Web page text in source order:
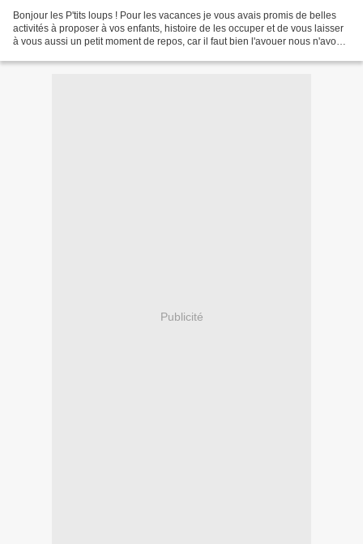
Bonjour les P'tits loups ! Pour les vacances je vous avais promis de belles
activités à proposer à vos enfants, histoire de les occuper et de vous laisser
à vous aussi un petit moment de repos, car il faut bien l'avouer nous n'avons
Publicité